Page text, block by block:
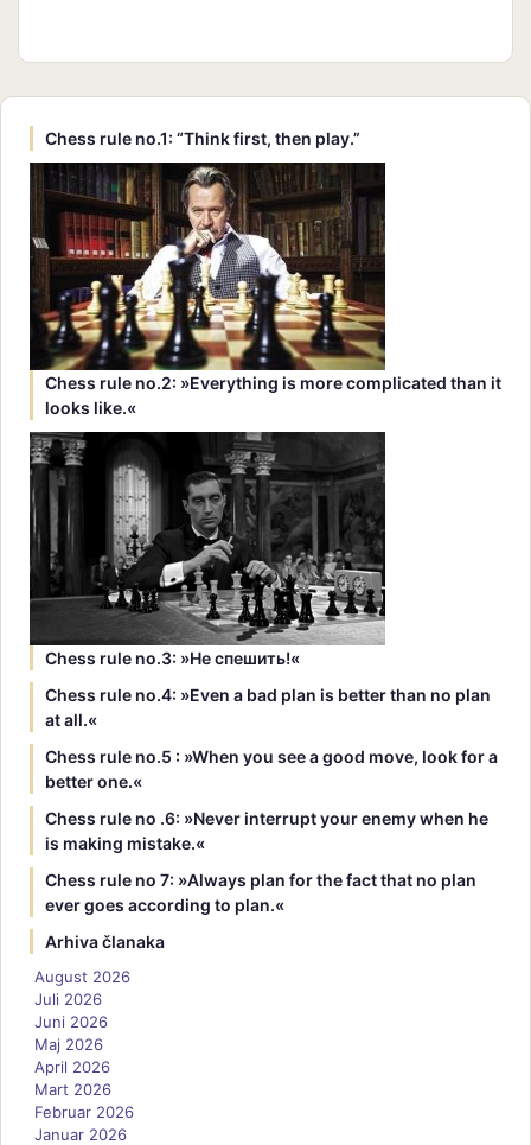
Chess rule no.1: “Think first, then play.”
Chess rule no.2: »Everything is more complicated than it
looks like.«
Chess rule no.3: »Hе спешить!«
Chess rule no.4: »Even a bad plan is better than no plan
at all.«
Chess rule no.5 : »When you see a good move, look for a
better one.«
Chess rule no .6: »Never interrupt your enemy when he
is making mistake.«
Chess rule no 7: »Always plan for the fact that no plan
ever goes according to plan.«
Arhiva članaka
August 2026
Juli 2026
Juni 2026
Maj 2026
April 2026
Mart 2026
Februar 2026
Januar 2026